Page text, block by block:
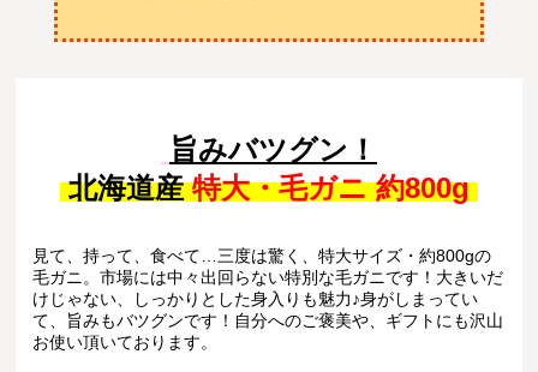
旨みバツグン！
北海道産特大・毛ガニ 約800g
見て、持って、食べて…三度は驚く、特大サイズ・約800gの
毛ガニ。市場には中々出回らない特別な毛ガニです！大きいだ
けじゃない、しっかりとした身入りも魅力♪身がしまってい
て、旨みもバツグンです！自分へのご褒美や、ギフトにも沢山
お使い頂いております。